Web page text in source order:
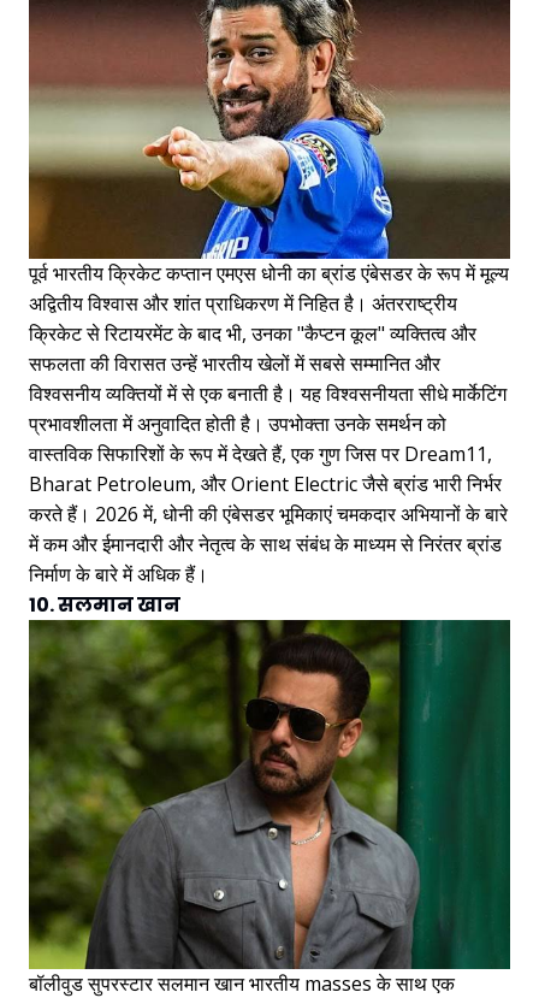
पूर्व भारतीय क्रिकेट कप्तान एमएस धोनी का ब्रांड एंबेसडर के रूप में मूल्य
अद्वितीय विश्वास और शांत प्राधिकरण में निहित है। अंतरराष्ट्रीय
क्रिकेट से रिटायरमेंट के बाद भी, उनका "कैप्टन कूल" व्यक्तित्व और
सफलता की विरासत उन्हें भारतीय खेलों में सबसे सम्मानित और
विश्वसनीय व्यक्तियों में से एक बनाती है। यह विश्वसनीयता सीधे मार्केटिंग
प्रभावशीलता में अनुवादित होती है। उपभोक्ता उनके समर्थन को
वास्तविक सिफारिशों के रूप में देखते हैं, एक गुण जिस पर Dream11,
Bharat Petroleum, और Orient Electric जैसे ब्रांड भारी निर्भर
करते हैं। 2026 में, धोनी की एंबेसडर भूमिकाएं चमकदार अभियानों के बारे
में कम और ईमानदारी और नेतृत्व के साथ संबंध के माध्यम से निरंतर ब्रांड
निर्माण के बारे में अधिक हैं।
10. सलमान खान
बॉलीवुड सुपरस्टार सलमान खान भारतीय masses के साथ एक